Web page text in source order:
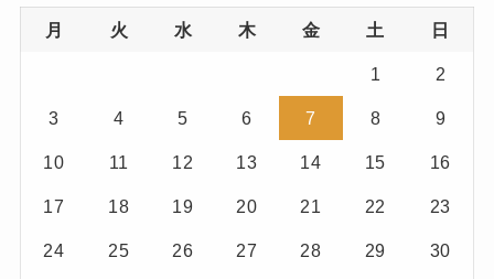
(7)
事
月 火 水 木 金 土 日
1 2
3 4 5 6 7 8 9
10 11 12 13 14 15 16
17 18 19 20 21 22 23
24 25 26 27 28 29 30